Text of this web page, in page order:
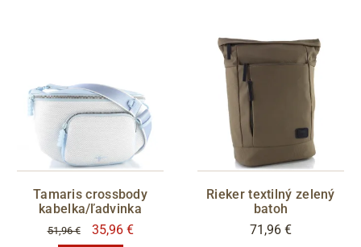
Tamaris crossbody
kabelka/ľadvinka
51,96 € 35,96 €
Rieker textilný zelený
batoh
71,96 €